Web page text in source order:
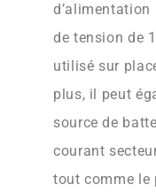
de tension de
utilisé sur
plus, il peut
source de
courant
tout comme le